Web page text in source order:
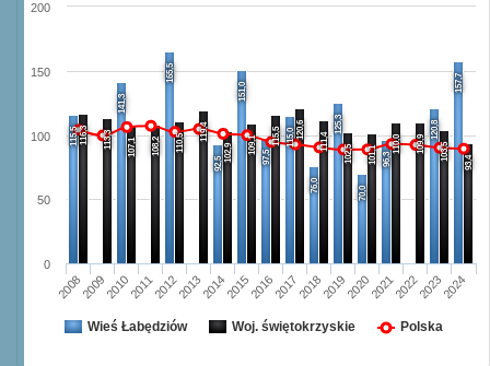
115,5
141,3
165,5
92,5
151,0
97,5
115,0
76,0
125,3
70,0
96,3
120,8
157,7
116,3 113,3 107,1 108,2 110,5
119,4
102,9
109,1 115,5 120,6
111,4
102,5 101,1
110,0 109,9 103,5
93,4
20082009201020112012201320142015201620172018201920202021202220232024
0
50
100
150
200
Wieś Łabędziów Woj. świętokrzyskie Polska